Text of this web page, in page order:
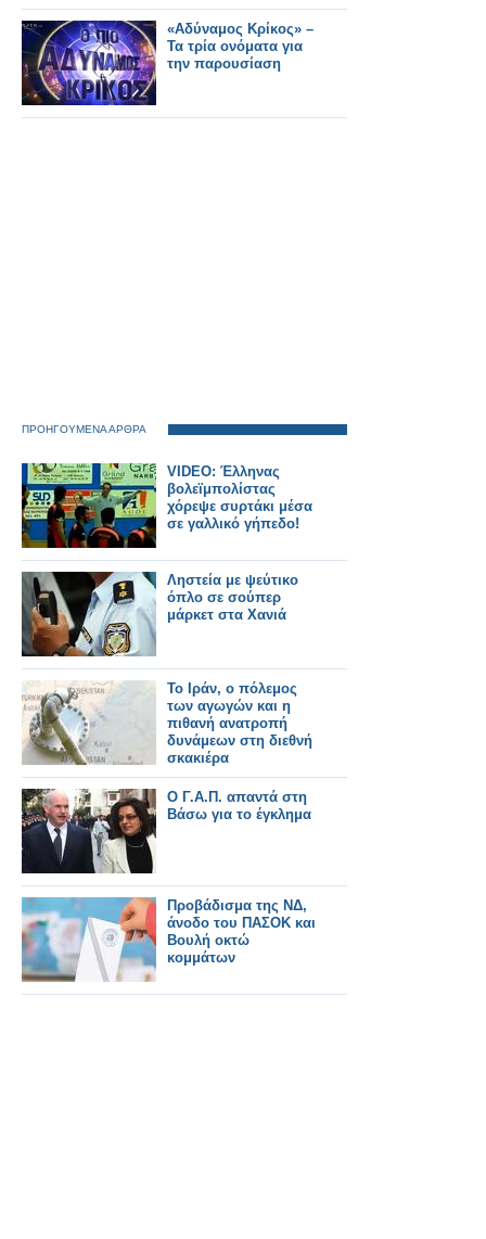
«Αδύναμος Κρίκος» –
Τα τρία ονόματα για
την παρουσίαση
ΠΡΟΗΓΟΥΜΕΝΑ ΑΡΘΡΑ
VIDEO: Έλληνας
βολεϊμπολίστας
χόρεψε συρτάκι μέσα
σε γαλλικό γήπεδο!
Ληστεία με ψεύτικο
όπλο σε σούπερ
μάρκετ στα Χανιά
Το Ιράν, ο πόλεμος
των αγωγών και η
πιθανή ανατροπή
δυνάμεων στη διεθνή
σκακιέρα
Ο Γ.Α.Π. απαντά στη
Βάσω για το έγκλημα
Προβάδισμα της ΝΔ,
άνοδο του ΠΑΣΟΚ και
Βουλή οκτώ
κομμάτων